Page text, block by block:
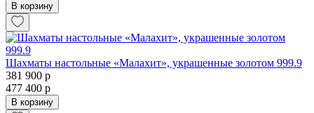
В корзину
Шахматы настольные «Малахит», украшенные золотом 999.9
381 900 р
477 400 р
В корзину